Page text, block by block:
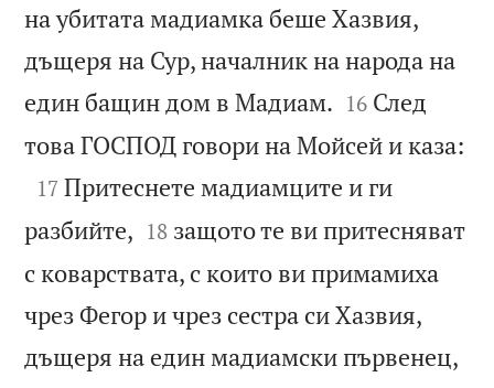
на убитата мадиамка беше Хазвия,
дъщеря на Сур, началник на народа на
един бащин дом в Мадиам. 

16 След
това ГОСПОД говори на Мойсей и каза:

17 Притеснете мадиамците и ги
разбийте, 

18 защото те ви притесняват
с коварствата, с които ви примамиха
чрез Фегор и чрез сестра си Хазвия,
дъщеря на един мадиамски първенец,